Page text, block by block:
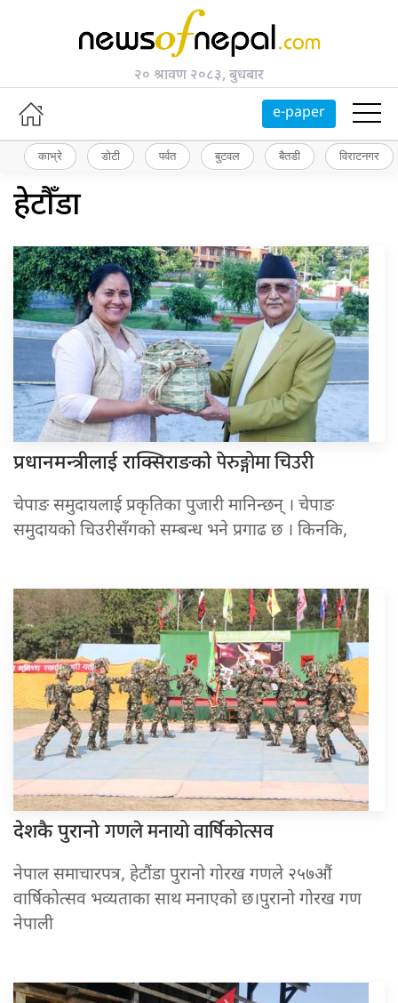
२० श्रावण २०८३, बुधबार
e-paper
काभ्रे डोटी पर्वत बुटवल बैतडी विराटनगर
हेटौँडा
प्रधानमन्त्रीलाई राक्सिराङकोपेरुङ्गोमा चिउरी
चेपाङ समुदायलाई प्रकृतिका पुजारी मानिन्छन् । चेपाङ
समुदायको चिउरीसँगको सम्बन्ध भने प्रगाढ छ । किनकि,
देशकै पुरानोगणले मनायो वार्षिकोत्सव
नेपाल समाचारपत्र, हेटौंडा पुरानो गोरख गणले २५७औं
वार्षिकोत्सव भव्यताका साथ मनाएको छ।पुरानो गोरख गण
नेपाली